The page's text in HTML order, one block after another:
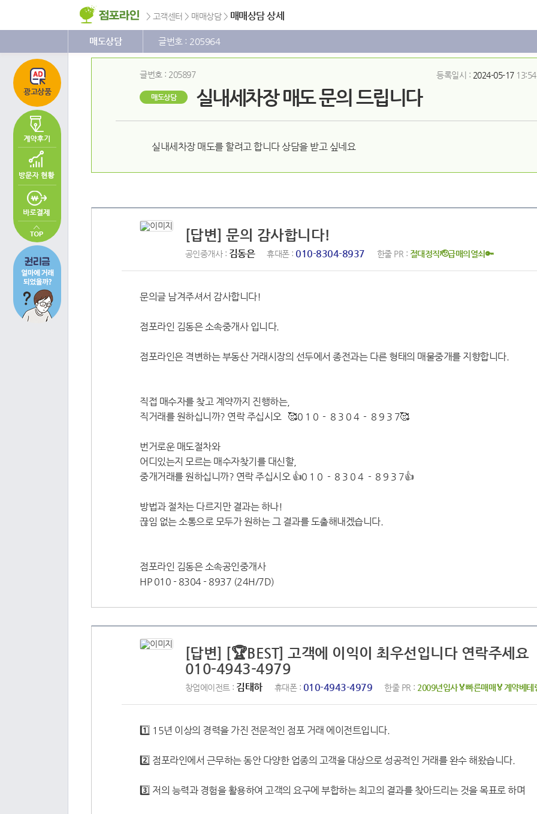
바
기
로
뉴
가
> 고객센터 > 매매상담 > 매매상담 상세
매도상담 글번호 : 205964
광고상품
글번호 : 205897 등록일시 : 2024-05-1713:54
매도상담 실내세차장 매도 문의 드립니다
실내세차장 매도를 할려고 합니다 상담을 받고 싶네요
[답변] 문의 감사합니다!
공인중개사 : 김동은 휴대폰 : 010-8304-8937 한줄 PR : 절대정직🫡급매의열쇠🔑
문의글 남겨주셔서 감사합니다!
점포라인 김동은 소속중개사 입니다.
점포라인은 격변하는 부동산 거래시장의 선두에서 종전과는 다른 형태의 매물중개를 지향합니다.
직접 매수자를 찾고 계약까지 진행하는,
직거래를 원하십니까? 연락 주십시오 🥰0 1 0 - 8 3 0 4 - 8 9 3 7🥰
번거로운 매도절차와
어디있는지 모르는 매수자찾기를 대신할,
중개거래를 원하십니까? 연락 주십시오 👍0 1 0 - 8 3 0 4 - 8 9 3 7👍
방법과 절차는 다르지만 결과는 하나!
끊임 없는 소통으로 모두가 원하는 그 결과를 도출해내겠습니다.
점포라인 김동은 소속공인중개사
HP 010 - 8304 - 8937 (24H/7D)
[답변] [🏆BEST] 고객에 이익이 최우선입니다 연락주세요
010-4943-4979
창업에이전트 : 김태하 휴대폰 : 010-4943-4979 한줄 PR : 2009년입사🏅빠른매매🏅계약베테
1️⃣ 15년 이상의 경력을 가진 전문적인 점포 거래 에이전트입니다.
2️⃣ 점포라인에서 근무하는 동안 다양한 업종의 고객을 대상으로 성공적인 거래를 완수 해왔습니다.
3️⃣ 저의 능력과 경험을 활용하여 고객의 요구에 부합하는 최고의 결과를 찾아드리는 것을 목표로 하며